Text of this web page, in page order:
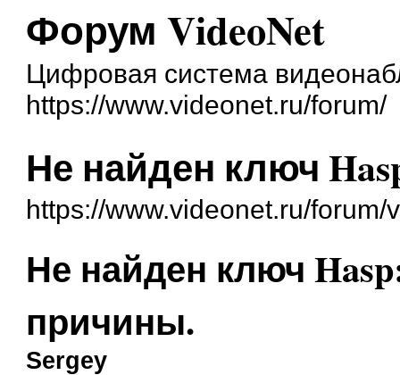
Форум VideoNet
Цифровая система
https://www.videonet.ru/forum/
Не найден ключ
https://www.videonet.ru/
Не найден ключ
причины.
Sergey